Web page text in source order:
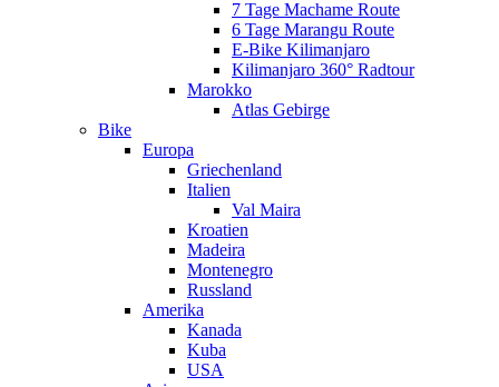
7 Tage Machame Route
6 Tage Marangu Route
E-Bike Kilimanjaro
Kilimanjaro 360° Radtour
Marokko
Atlas Gebirge
Bike
Europa
Griechenland
Italien
Val Maira
Kroatien
Madeira
Montenegro
Russland
Amerika
Kanada
Kuba
USA